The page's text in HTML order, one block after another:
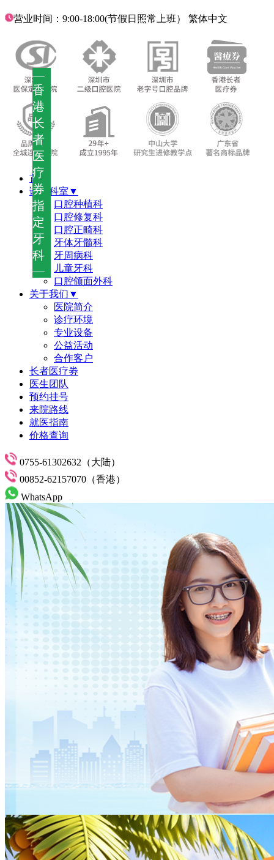
—
香
港
长
者
医
疗
券
指
定
牙
科
—
营业时间：9:00-18:00(节假日照常上班） 繁体中文
首页
诊疗科室▼
口腔种植科
口腔修复科
口腔正畸科
牙体牙髓科
牙周病科
儿童牙科
口腔颌面外科
关于我们▼
医院简介
诊疗环境
专业设备
公益活动
合作客户
长者医疗劵
医生团队
预约挂号
来院路线
就医指南
价格查询
0755-61302632（大陆）
00852-62157070（香港）
WhatsApp